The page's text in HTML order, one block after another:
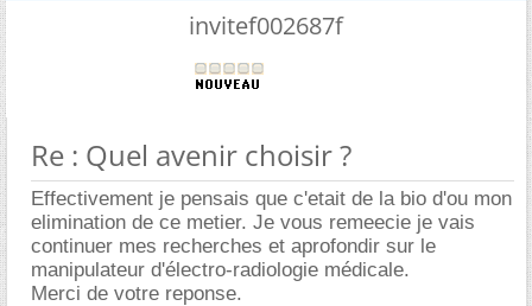
invitef002687f
Re : Quel avenir choisir ?
Effectivement je pensais que c'etait de la bio d'ou mon
elimination de ce metier. Je vous remeecie je vais
continuer mes recherches et aprofondir sur le
manipulateur d'électro-radiologie médicale.
Merci de votre reponse.